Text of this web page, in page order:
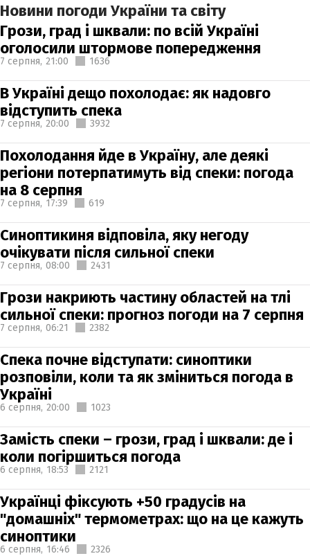
Новини погоди України та світу
Грози, град і шквали: по всій Україні
оголосили штормове попередження
7 серпня, 21:00 1636
В Україні дещо похолодає: як надовго
відступить спека
7 серпня, 20:00 3932
Похолодання йде в Україну, але деякі
регіони потерпатимуть від спеки: погода
на 8 серпня
7 серпня, 17:39 619
Синоптикиня відповіла, яку негоду
очікувати після сильної спеки
7 серпня, 08:00 2431
Грози накриють частину областей на тлі
сильної спеки: прогноз погоди на 7 серпня
7 серпня, 06:21 2382
Спека почне відступати: синоптики
розповіли, коли та як зміниться погода в
Україні
6 серпня, 20:00 1023
Замість спеки – грози, град і шквали: де і
коли погіршиться погода
6 серпня, 18:53 2121
Українці фіксують +50 градусів на
"домашніх" термометрах: що на це кажуть
синоптики
6 серпня, 16:46 2326